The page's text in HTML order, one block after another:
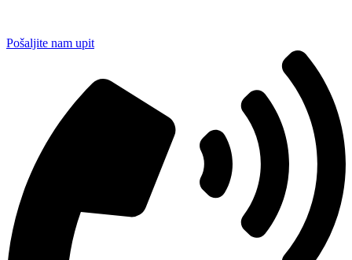
Pošaljite nam upit